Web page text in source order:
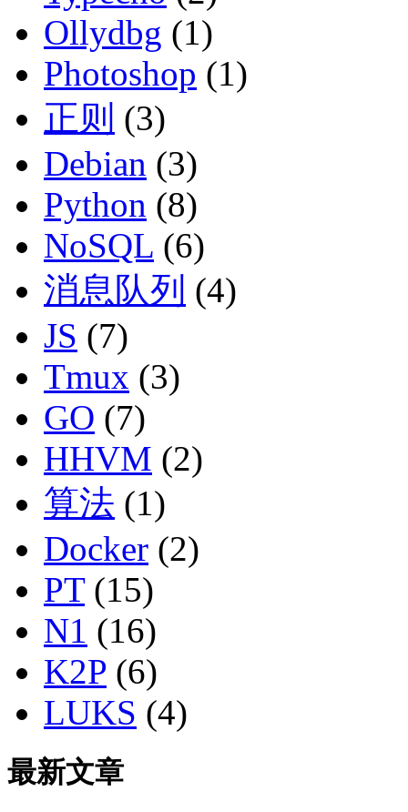
Ollydbg (1)
Photoshop (1)
正则 (3)
Debian (3)
Python (8)
NoSQL (6)
消息队列 (4)
JS (7)
Tmux (3)
GO (7)
HHVM (2)
算法 (1)
Docker (2)
PT(15)
N1 (16)
K2P (6)
LUKS (4)
最新文章